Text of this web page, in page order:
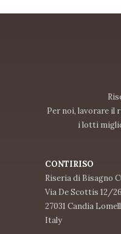
Per noi, lavorare il
i lotti
CONTIRISO
Riseria di Bisagno
Via De Scottis 12/26
27031 Candia
Italy